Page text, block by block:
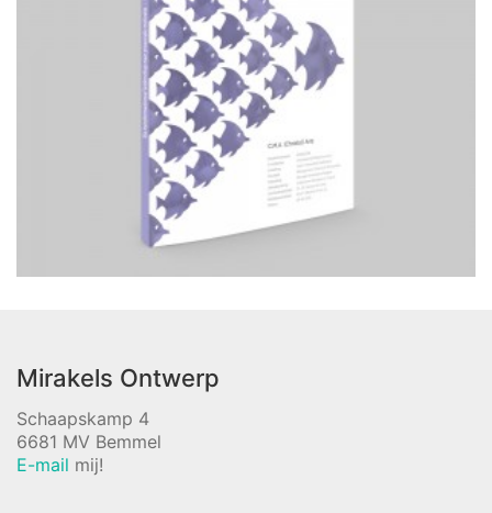
Mirakels Ontwerp
Schaapskamp 4
6681 MV Bemmel
E-mail mij!